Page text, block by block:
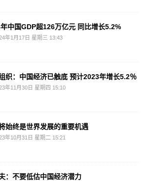
中国GDP超126万亿元 同比增长5.2%
年1月17日 星期三 13:43
织：中国经济已触底 预计2023年增长5.2％
年11月30日 星期四 15:10
始终是世界发展的重要机遇
年10月31日 星期二 15:21
：不要低估中国经济潜力